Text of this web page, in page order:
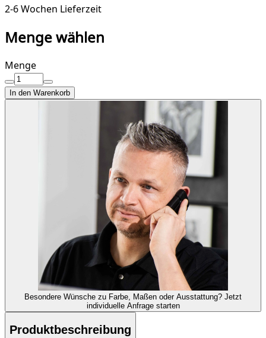
2-6 Wochen Lieferzeit
Menge wählen
Menge
In den Warenkorb
Besondere Wünsche zu Farbe, Maßen oder Ausstattung? Jetzt
individuelle Anfrage starten
Produktbeschreibung